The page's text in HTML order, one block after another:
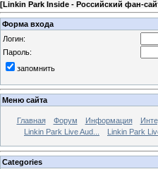
[Linkin Park Inside - Российский фан-
Форма входа
Логин:
Пароль:
запомнить
Меню сайта
Главная Форум Информация
Linkin Park Live Aud...
Linkin Park
Categories